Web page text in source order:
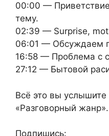
00:00 —
тему.
02:39 — Surprise,
06:01 — Обсуждаем
16:58 — Проблема с
27:12 — Бытовой
Всё это вы
«Разговорный жанр».
Подпишись: